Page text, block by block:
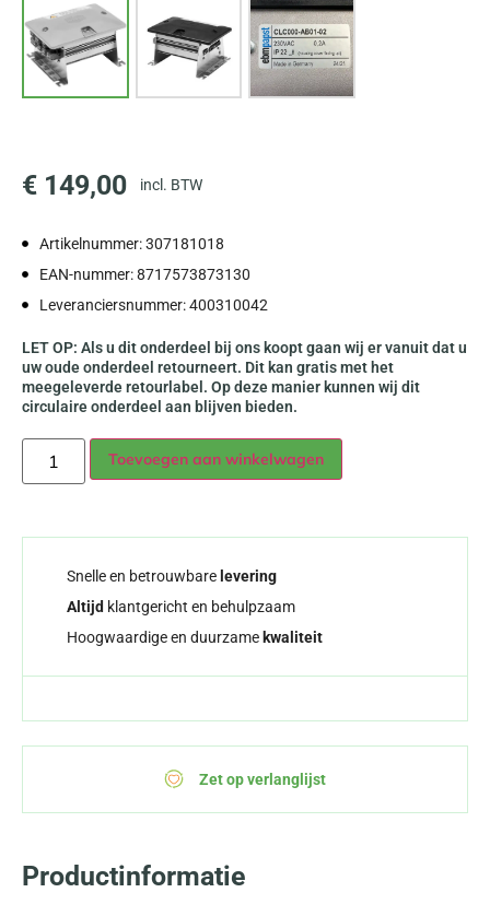
€ 149,00 incl. BTW
Artikelnummer: 307181018
EAN-nummer: 8717573873130
Leveranciersnummer: 400310042
LET OP: Als u dit onderdeel bij ons koopt gaan wij er vanuit dat u
uw oude onderdeel retourneert. Dit kan gratis met het
meegeleverde retourlabel. Op deze manier kunnen wij dit
circulaire onderdeel aan blijven bieden.
Toevoegen aan winkelwagen
Snelle en betrouwbarelevering
Altijd klantgericht en behulpzaam
Hoogwaardige en duurzamekwaliteit
Zet op verlanglijst
Productinformatie